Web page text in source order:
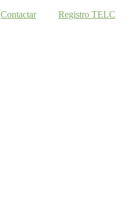
Contactar Registro TELC